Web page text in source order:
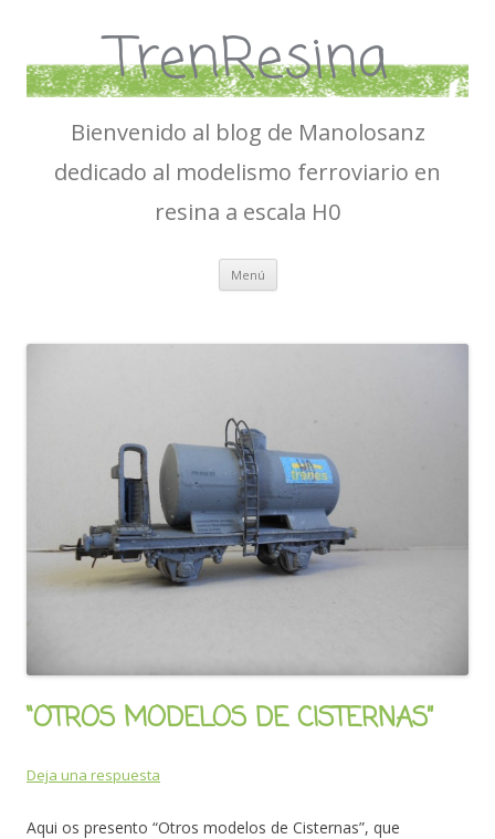
TrenResina
Bienvenido al blog de Manolosanz
dedicado al modelismo ferroviario en
resina a escala H0
Menú Ir
contenido
“OTROS MODELOS DE CISTERNAS”
Deja una respuesta
Aqui os presento “Otros modelos de Cisternas”, que